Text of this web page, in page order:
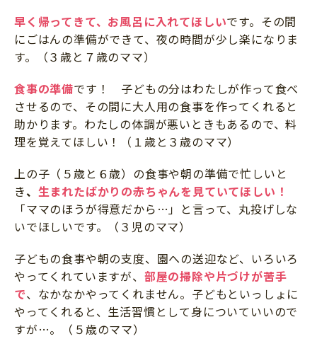
早く帰ってきて、お風呂に入れてほしいです。その間
にごはんの準備ができて、夜の時間が少し楽になりま
す。（３歳と７歳のママ）
食事の準備です！ 子どもの分はわたしが作って食べ
させるので、その間に大人用の食事を作ってくれると
助かります。わたしの体調が悪いときもあるので、料
理を覚えてほしい！（１歳と３歳のママ）
上の子（５歳と６歳）の食事や朝の準備で忙しいと
き、 生まれたばかりの赤ちゃんを見ていてほしい！
「ママのほうが得意だから…」と言って、丸投げしな
いでほしいです。（３児のママ）
子どもの食事や朝の支度、園への送迎など、いろいろ
やってくれていますが、 部屋の掃除や片づけが苦手
で、なかなかやってくれません。子どもといっしょに
やってくれると、生活習慣として身についていいので
すが…。（５歳のママ）